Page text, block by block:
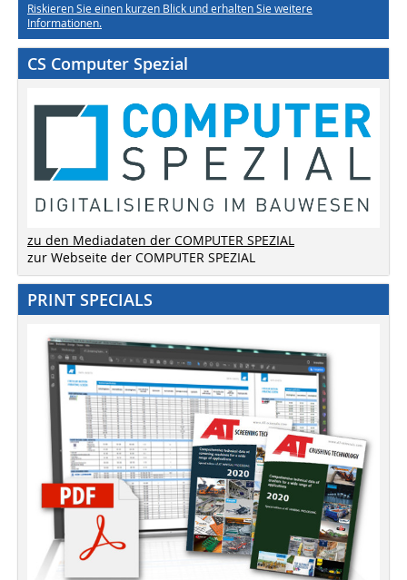
Riskieren Sie einen kurzen Blick und erhalten Sie weitere
Informationen.
CS Computer Spezial
zu den Mediadaten der COMPUTER SPEZIAL
zur Webseite der COMPUTER SPEZIAL
PRINT SPECIALS